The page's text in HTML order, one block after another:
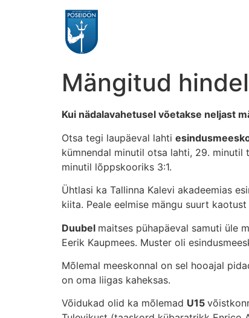
Mängitud
Kui nädalavahetusel võetakse neljast
Otsa tegi laupäeval lahti
kümnendal minutil otsa lahti, 29.
minutil lõppskooriks 3:1.
Ühtlasi ka Tallinna Kalevi akadeemias
kiita. Peale eelmise mängu suurt
Duubel maitses pühapäeval samuti üle
Eerik Kaupmees. Muster oli
Mõlemal meeskonnal on sel hooajal
on oma liigas kaheksas.
Võidukad olid ka mõlemad U15